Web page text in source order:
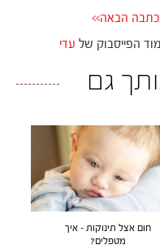
הבאה>>
הפייסבוק של עדי
גם
חום אצל תינוקות – איך
מטפלים?